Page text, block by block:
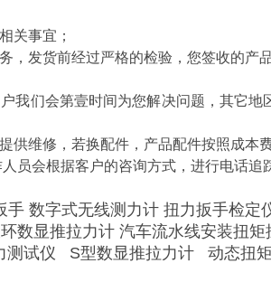
关事宜；
，发货前经过严格的检验，您签收的产
我们会第壹时间为您解决问题，其它地
供维修，若换配件，产品配件按照成本
员会根据客户的咨询方式，进行电话追
手 数字式无线测力计 扭力扳手检定
数显推拉力计 汽车流水线安装扭矩
试仪 S型数显推拉力计 动态扭